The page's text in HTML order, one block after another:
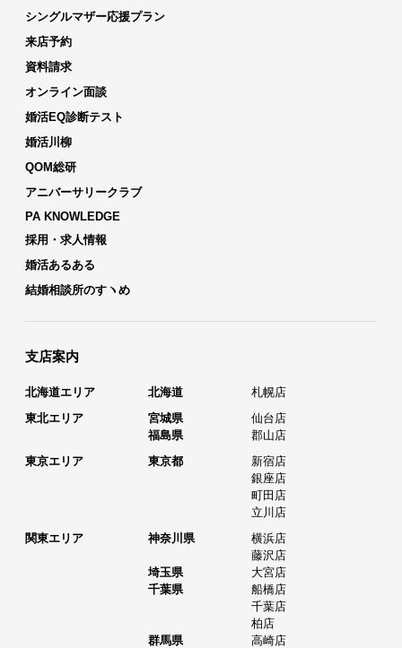
シングルマザー応援プラン
来店予約
資料請求
オンライン面談
婚活EQ診断テスト
婚活川柳
QOM総研
アニバーサリークラブ
PA KNOWLEDGE
採用・求人情報
婚活あるある
結婚相談所のすヽめ
支店案内
北海道エリア 北海道
札幌店
東北エリア
宮城県
仙台店
福島県
郡山店
東京エリア
東京都
新宿店
銀座店
町田店
立川店
関東エリア
神奈川県
横浜店
藤沢店
埼玉県
大宮店
千葉県
船橋店
千葉店
柏店
群馬県
高崎店